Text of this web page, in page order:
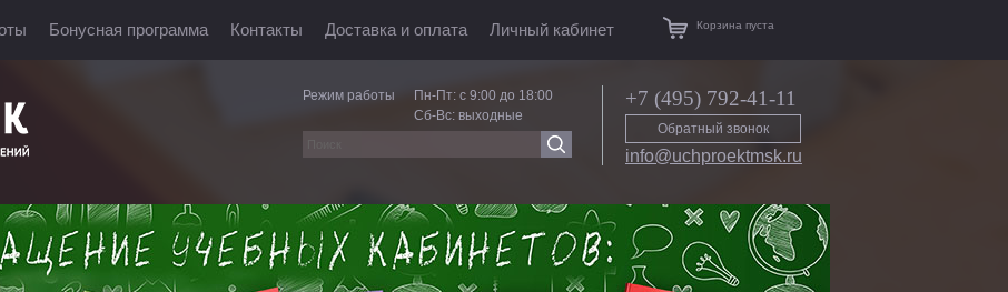
Бонусная программа Контакты Доставка и оплата Личный кабинет Корзина пуста
Режим работы
Пн-Пт: с 9:00 до 18:00
Сб-Вс: выходные
+7 (495) 792-41-11
Обратный звонок
info@uchproektmsk.ru